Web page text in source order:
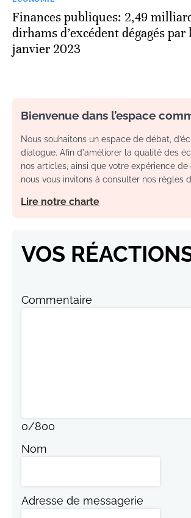
Finances publiques: 2,49
dirhams d’excédent dégagés par
janvier 2023
Bienvenue dans l’espace
Nous souhaitons un espace de débat,
dialogue. Afin d'améliorer la qualité des
nos articles, ainsi que votre expérience de
nous vous invitons à consulter nos règles
Lire notre charte
VOS
Commentaire
0/800
Nom
Adresse de messagerie